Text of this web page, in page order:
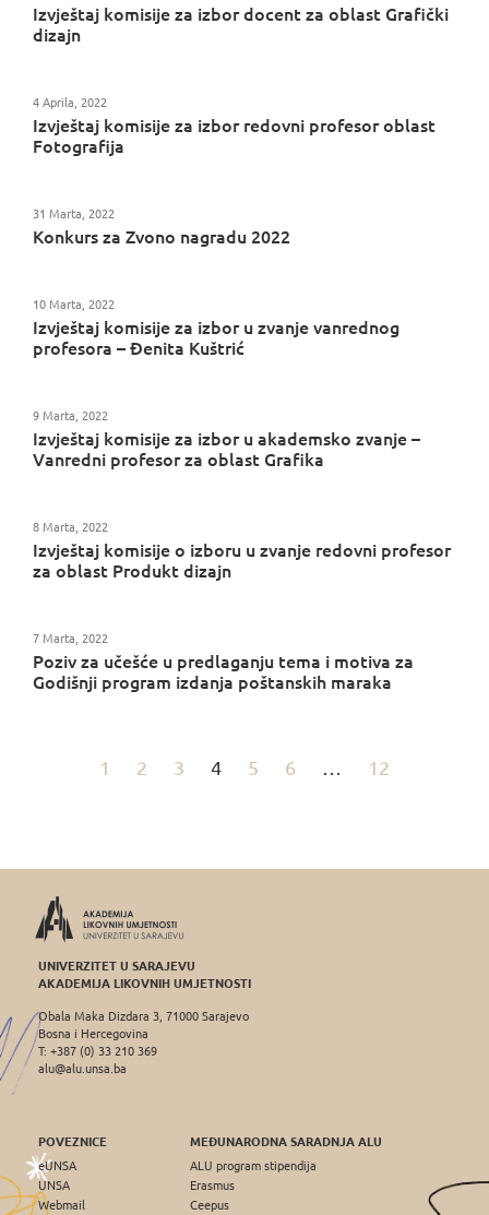
Izvještaj komisije za izbor docent za oblast Grafički
dizajn
Izvještaj komisije za izbor redovni profesor oblast
Fotografija
4 Aprila, 2022
Konkurs za Zvono nagradu 2022
31 Marta, 2022
Izvještaj komisije za izbor u zvanje vanrednog
profesora – Đenita Kuštrić
10 Marta, 2022
Izvještaj komisije za izbor u akademsko zvanje –
Vanredni profesor za oblast Grafika
9 Marta, 2022
Izvještaj komisije o izboru u zvanje redovni profesor
za oblast Produkt dizajn
8 Marta, 2022
Poziv za učešće u predlaganju tema i motiva za
Godišnji program izdanja poštanskih maraka
7 Marta, 2022
1 2 3 4 5 6 12
UNIVERZITET U SARAJEVU
AKADEMIJA LIKOVNIH UMJETNOSTI
Obala Maka Dizdara 3, 71000 Sarajevo
Bosna i Hercegovina
T: +387 (0) 33 210 369
alu@alu.unsa.ba
POVEZNICE
eUNSA
UNSA
Webmail
MEĐUNARODNA SARADNJA ALU
ALU program stipendija
Erasmus
Ceepus